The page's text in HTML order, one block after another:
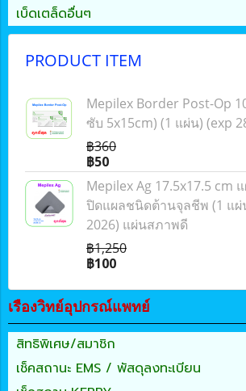
เบ็ดเตล็ดอื่นๆ
PRODUCT ITEM
Mepilex Border Post-Op
ซับ 5x15cm) (1 แผ่น) (exp
฿360
฿50
Mepilex Ag 17.5x17.5 cm
ปิดแผลชนิดต้านจุลชีพ (1 แผ่
2026) แผ่นสภาพดี
฿1,250
฿100
เรืองวิทย์อุปกรณ์แพทย์
สิทธิพิเศษ/สมาชิก
เช็คสถานะ EMS / พัสดุลงทะเบียน